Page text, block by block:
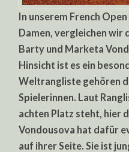
In unserem French
Damen, vergleichen wir
Barty und Marketa
Hinsicht ist es ein
Weltrangliste gehören
Spielerinnen. Laut
achten Platz steht, hier
Vondousova hat dafür
auf ihrer Seite. Sie ist